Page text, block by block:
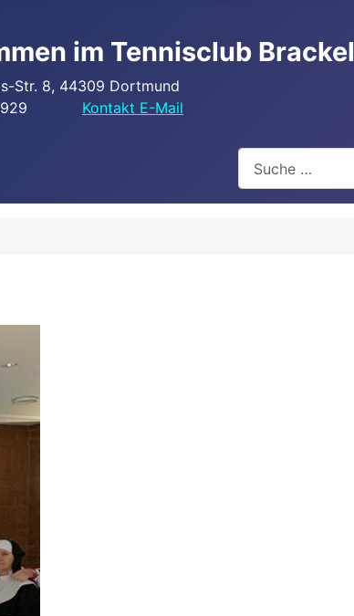
im Tennisclub Brackel
Str. 8, 44309 Dortmund
Kontakt E-Mail